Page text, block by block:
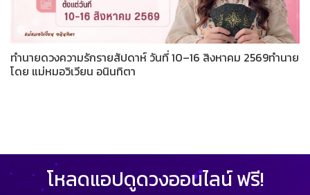
ทำนายดวงความรักรายสัปดาห์ วันที่ 10–16 สิงหาคม 2569ทำนาย
โดย แม่หมอวิเวียน อนินทิตา
โหลดแอปดูดวงออนไลน์ ฟรี!